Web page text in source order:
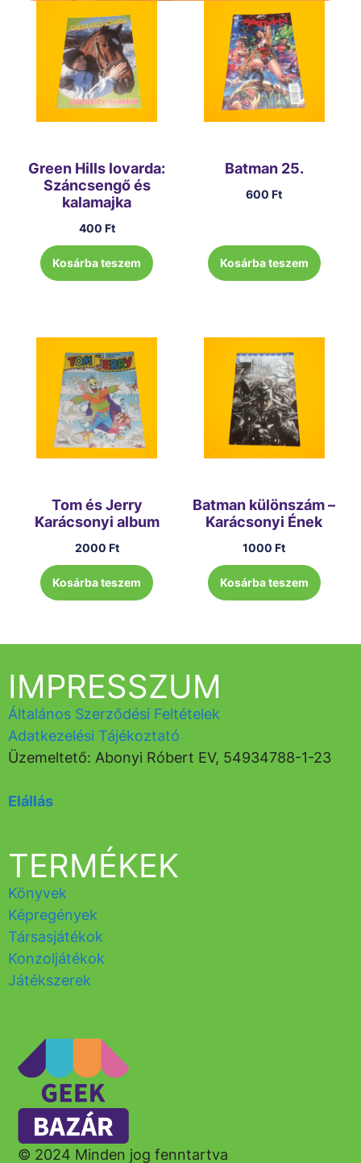
Green Hills lovarda:
Száncsengő és
kalamajka
400 Ft
Kosárba teszem
Batman 25.
600Ft
Kosárba teszem
Tom és Jerry
Karácsonyi album
2000 Ft
Kosárba teszem
Batman különszám –
Karácsonyi Ének
1000Ft
Kosárba teszem
© 2024 Minden jog fenntartva
TERMÉKEK
Könyvek
Képregények
Társasjátékok
Konzoljátékok
Játékszerek
IMPRESSZUM
Általános Szerződési Feltételek
Adatkezelési Tájékoztató
Üzemeltető: Abonyi Róbert EV, 54934788-1-23
Elállás